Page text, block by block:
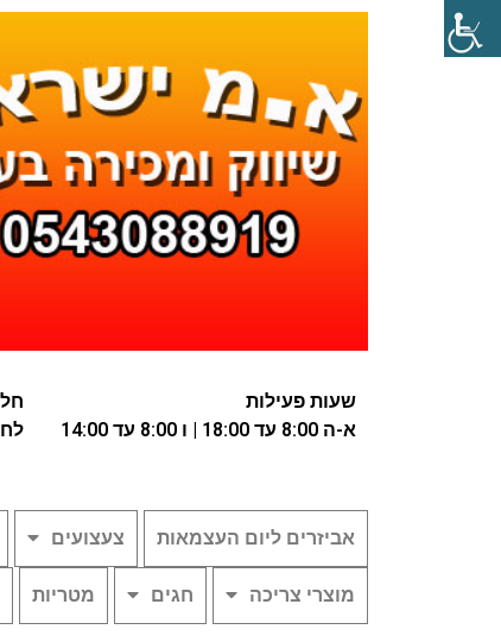
שעות פעילות
א-ה 8:00 עד 18:00 | ו 8:00 עד 14:00
אביזרים ליום העצמאות צעצועים
מוצרי צריכה חגים מטריות